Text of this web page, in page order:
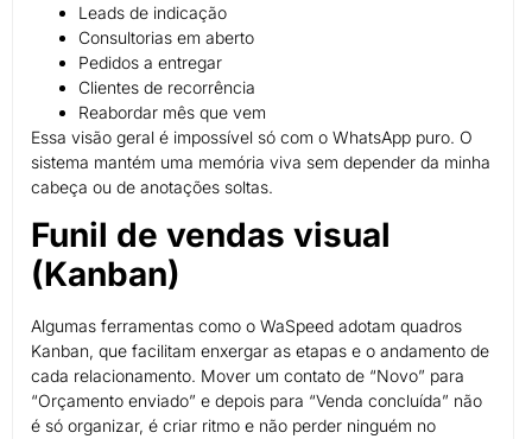
Leads de indicação
Consultorias em aberto
Pedidos a entregar
Clientes de recorrência
Reabordar mês que vem
Essa visão geral é impossível só com o WhatsApp puro. O
sistema mantém uma memória viva sem depender da minha
cabeça ou de anotações soltas.
Funil de vendas visual
(Kanban)
Algumas ferramentas como o WaSpeed adotam quadros
Kanban, que facilitam enxergar as etapas e o andamento de
cada relacionamento. Mover um contato de “Novo” para
“Orçamento enviado” e depois para “Venda concluída” não
é só organizar, é criar ritmo e não perder ninguém no